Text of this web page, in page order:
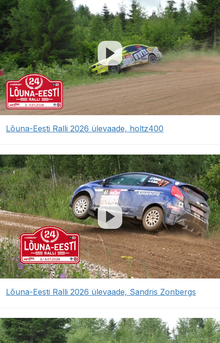
Lõuna-Eesti Ralli 2026 ülevaade, holtz400
Lõuna-Eesti Ralli 2026 ülevaade, Sandris Zonbergs